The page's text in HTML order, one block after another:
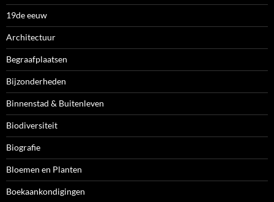
19de eeuw
Architectuur
Begraafplaatsen
Bijzonderheden
Binnenstad & Buitenleven
Biodiversiteit
Biografie
Bloemen en Planten
Boekaankondigingen